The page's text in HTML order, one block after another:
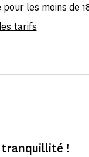
les moins de
tarifs
!